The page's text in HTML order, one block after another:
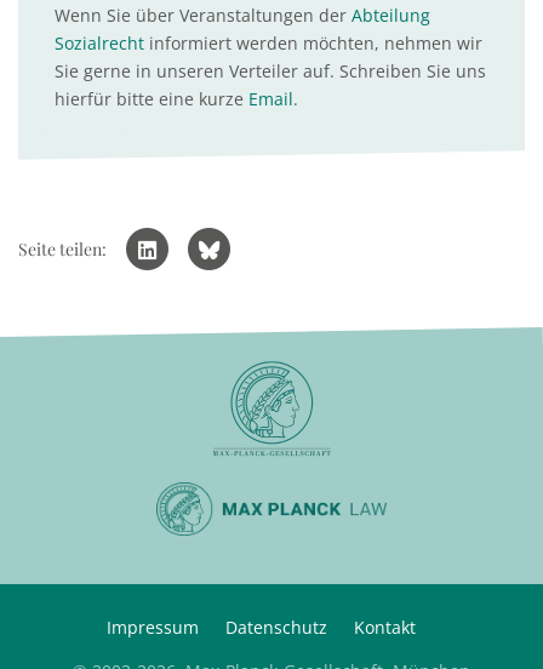
Wenn Sie über Veranstaltungen der Abteilung
Sozialrecht informiert werden möchten, nehmen wir
Sie gerne in unseren Verteiler auf. Schreiben Sie uns
hierfür bitte eine kurze Email.
Seite teilen:
Impressum Datenschutz
Kontakt